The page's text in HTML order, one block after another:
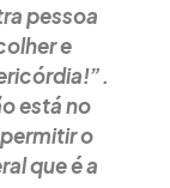
pessoa
e
está no
o
que é a